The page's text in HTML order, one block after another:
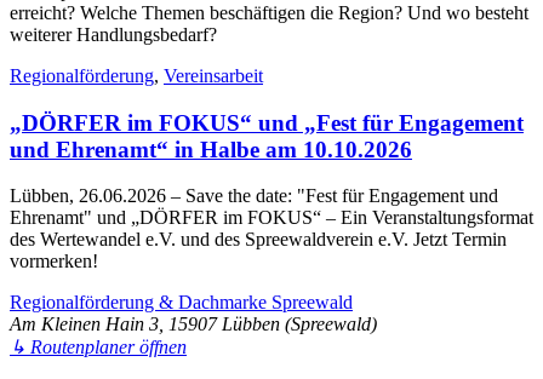
erreicht? Welche Themen beschäftigen die Region? Und wo besteht
weiterer Handlungsbedarf?
Regionalförderung, Vereinsarbeit
„DÖRFER im FOKUS“ und „Fest für Engagement
und Ehrenamt“ in Halbe am 10.10.2026
Lübben, 26.06.2026 – Save the date: "Fest für Engagement und
Ehrenamt" und „DÖRFER im FOKUS“ – Ein Veranstaltungsformat
des Wertewandel e.V. und des Spreewaldverein e.V. Jetzt Termin
vormerken!
Regionalförderung & Dachmarke Spreewald
Am Kleinen Hain 3, 15907 Lübben (Spreewald)
↳ Routenplaner öffnen